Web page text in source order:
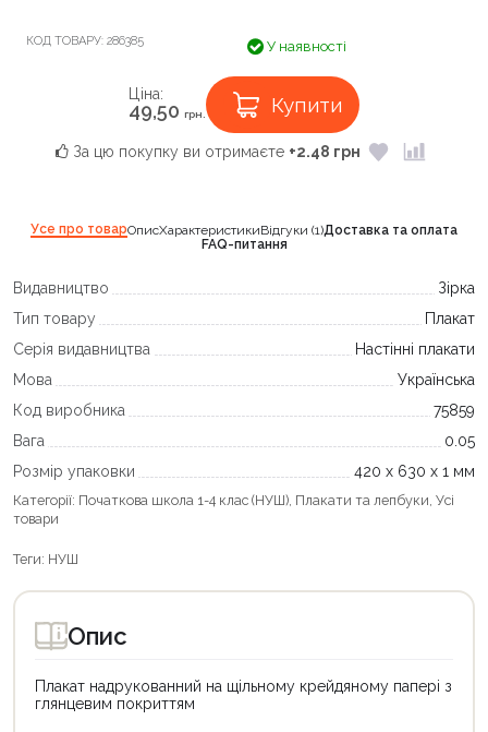
КОД ТОВАРУ: 286385 У наявності
Ціна:
49,50 грн. Купити
За цю покупку ви отримаєте +2.48 грн
Усе про товарОписХарактеристикиВідгуки (1)Доставка та оплата
FAQ-питання
Видавництво
Зірка
Тип товару
Плакат
Серія видавництва
Настінні плакати
Мова
Українська
Код виробника
75859
Вага
0.05
Розмір упаковки
420 х 630 х 1 мм
Категорії: Початкова школа 1-4 клас (НУШ), Плакати та лепбуки, Усі
товари
Теги: НУШ
Опис
Плакат надрукованний на щільному крейдяному папері з
глянцевим покриттям